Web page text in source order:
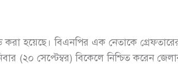
হয়েছে। বিএনপির এক নেতাকে
(২০ সেপ্টেম্বর) বিকেলে নিশ্চিত করেন